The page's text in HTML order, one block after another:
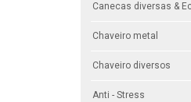
Canecas diversas &
Chaveiro metal
Chaveiro diversos
Anti - Stress